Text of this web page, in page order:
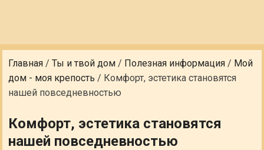
Главная /Ты и твой дом / Полезная информация / Мой
дом - моя крепость / Комфорт, эстетика становятся
нашей повседневностью
Комфорт, эстетика становятся
нашей повседневностью